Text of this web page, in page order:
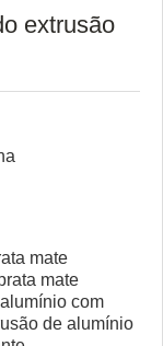
extrusão
mate
mate
com
de alumínio